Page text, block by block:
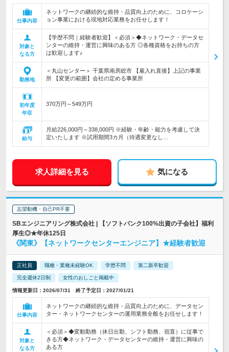
仕事内容
ネットワークの継続的な維持・品質向上のために、コロケーシ
ョン事業における現地対応業務をお任せします！
対象と
なる方
【学歴不問｜経験者歓迎】＜必須＞◆ネットワーク・データセ
ンターの維持・運営に興味のある方 ◎各種資格をお持ちの方
は歓迎します♪
勤務地
＜丸山センター＞ 千葉県南房総市 【雇入れ直後】上記の事業
所 【変更の範囲】会社の定める事業所
初年度
年収
370万円～549万円
給与
月給226,000円～338,000円 ※経験・年齢・能力を考慮して決
定いたします ※試用期間3カ月（待遇変更なし…
求人詳細を見る 気になる
志望動機・自己PR不要
SBエンジニアリング株式会社 | 【ソフトバンク100%出資の子会社】福利
厚生◎★年休125日
《関東》【ネットワークセンターエンジニア】★経験者歓迎
正社員 職種・業種未経験OK 学歴不問 第二新卒歓迎
完全週休2日制 女性のおしごと掲載中
情報更新日：2026/07/31 終了予定日：2027/01/21
仕事内容
ネットワークの継続的な維持・品質向上のために、データセン
ター・ネットワークセンターの運用業務全般をお任せします！
対象と
なる方
＜必須＞◆変動勤務（休日出勤、シフト勤務、宿直）に従事で
きる方◆ネットワーク・データセンターの維持・運営に興味の
ある方